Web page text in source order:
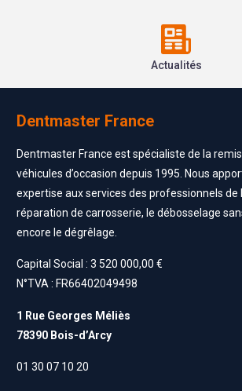
Actualités
Dentmaster France
Dentmaster France est spécialiste de la
véhicules d’occasion depuis 1995. Nous
expertise aux services des professionnels de
réparation de carrosserie, le débosselage
encore le dégrêlage.
Capital Social : 3 520 000,00 €
N°TVA : FR66402049498
1 Rue Georges Méliès
78390 Bois-d’Arcy
01 30 07 10 20